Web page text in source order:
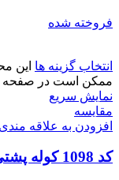
فروخته شده
انتخاب گزینه ها این
ممکن است در صفحه
نمایش سریع
مقايسه
افزودن به علاقه مندی
کد 1098 کوله پشتی دخترانه طرح سنتی